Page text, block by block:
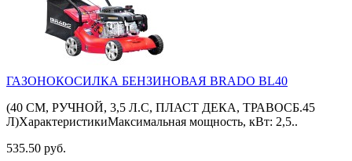
ГАЗОНОКОСИЛКА БЕНЗИНОВАЯ BRADO BL40
(40 СМ, РУЧНОЙ, 3,5 Л.С, ПЛАСТ ДЕКА, ТРАВОСБ.45
Л)ХарактеристикиМаксимальная мощность, кВт: 2,5..
535.50 руб.